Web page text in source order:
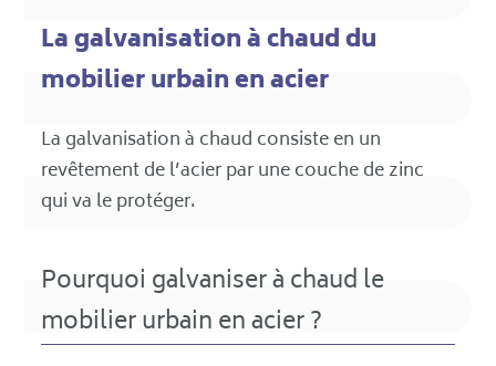
La galvanisation à chaud du
mobilier urbain en acier
La galvanisation à chaud consiste en un
revêtement de l’acier par une couche de zinc
qui va le protéger.
Pourquoi galvaniser à chaud le
mobilier urbain en acier ?